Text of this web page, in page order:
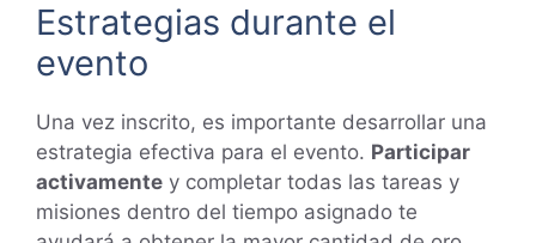
Estrategias durante el
evento
Una vez inscrito, es importante desarrollar una
estrategia efectiva para el evento. Participar
activamente y completar todas las tareas y
misiones dentro del tiempo asignado te